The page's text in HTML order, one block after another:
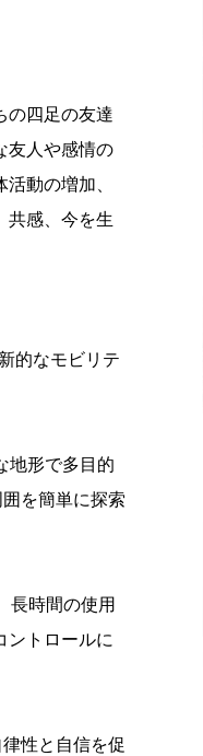
の四足の友達
友人や感情の
動の増加、
共感、今を生
的なモビリテ
地形で多目的
を簡単に探索
長時間の使用
ントロールに
性と自信を促